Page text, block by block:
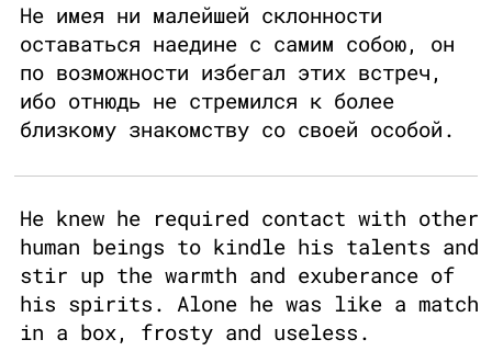
Не имея ни малейшей склонности
оставаться наедине с самим собою, он
по возможности избегал этих встреч,
ибо отнюдь не стремился к более
близкому знакомству со своей особой.
He knew he required contact with other
human beings to kindle his talents and
stir up the warmth and exuberance of
his spirits. Alone he was like a match
in a box, frosty and useless.